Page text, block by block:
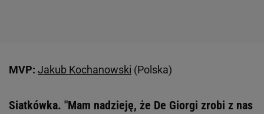
MVP: Jakub Kochanowski (Polska)
Siatkówka. "Mam nadzieję, że De Giorgi zrobi z nas